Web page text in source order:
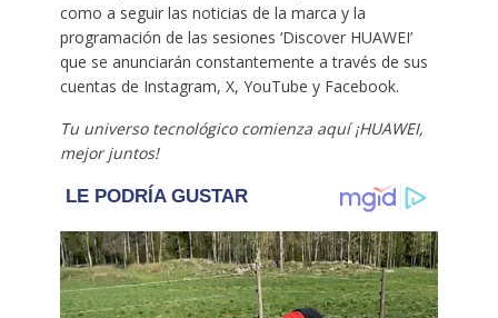
como a seguir las noticias de la marca y la
programación de las sesiones ‘Discover HUAWEI’
que se anunciarán constantemente a través de sus
cuentas de Instagram, X, YouTube y Facebook.
Tu universo tecnológico comienza aquí ¡HUAWEI,
mejor juntos!